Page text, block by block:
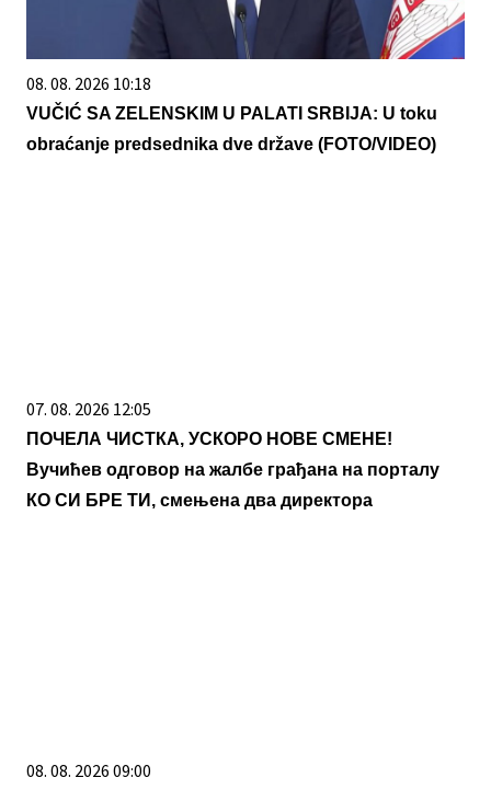
08. 08. 2026 10:18
VUČIĆ SA ZELENSKIM U PALATI SRBIJA: U toku
obraćanje predsednika dve države (FOTO/VIDEO)
07. 08. 2026 12:05
ПОЧЕЛА ЧИСТКА, УСКОРО НОВЕ СМЕНЕ!
Вучићев одговор на жалбе грађана на порталу
КО СИ БРЕ ТИ, смењена два директора
08. 08. 2026 09:00